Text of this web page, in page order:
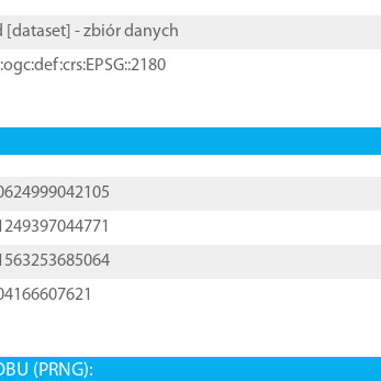
dataset ] - zbiór danych
(PRNG):